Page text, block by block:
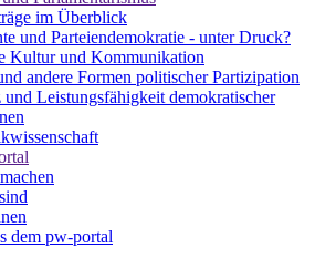
im Überblick
und Parteiendemokratie - unter Druck?
Kultur und Kommunikation
andere Formen politischer Partizipation
Leistungsfähigkeit demokratischer
dem pw-portal